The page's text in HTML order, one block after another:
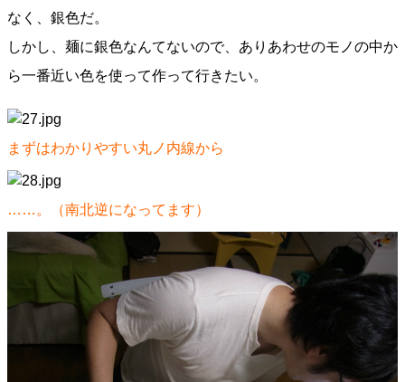
なく、銀色だ。
しかし、麺に銀色なんてないので、ありあわせのモノの中か
ら一番近い色を使って作って行きたい。
まずはわかりやすい丸ノ内線から
……。（南北逆になってます）